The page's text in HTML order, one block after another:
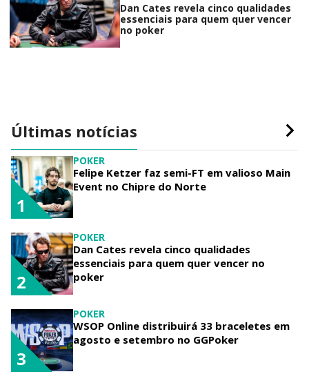
Dan Cates revela cinco qualidades
essenciais para quem quer vencer
no poker
Últimas notícias
POKER
Felipe Ketzer faz semi-FT em valioso Main
Event no Chipre do Norte
1
POKER
Dan Cates revela cinco qualidades
essenciais para quem quer vencer no
poker
2
POKER
WSOP Online distribuirá 33 braceletes em
agosto e setembro no GGPoker
3